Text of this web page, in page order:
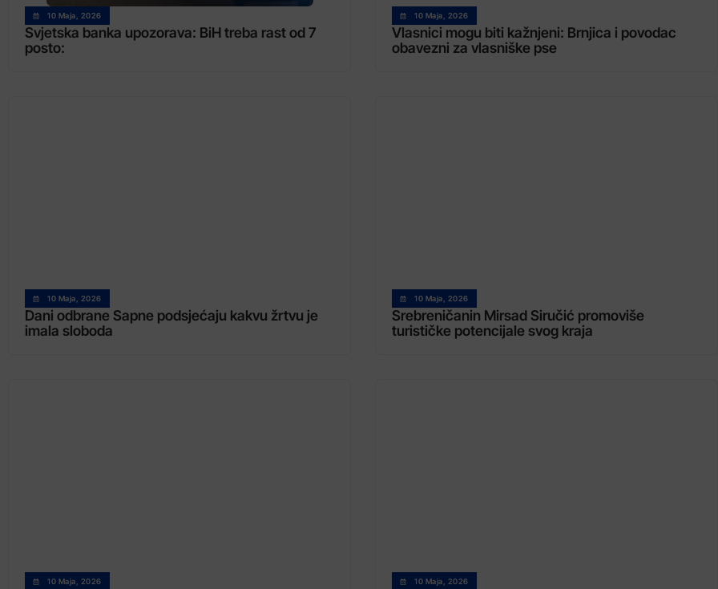
10 Maja, 2026
Svjetska banka upozorava: BiH treba rast od 7
posto:
10 Maja, 2026
Vlasnici mogu biti kažnjeni: Brnjica i povodac
obavezni za vlasniške pse
10 Maja, 2026
Dani odbrane Sapne podsjećaju kakvu žrtvu je
imala sloboda
10 Maja, 2026
Srebreničanin Mirsad Siručić promoviše
turističke potencijale svog kraja
10 Maja, 2026 10 Maja, 2026